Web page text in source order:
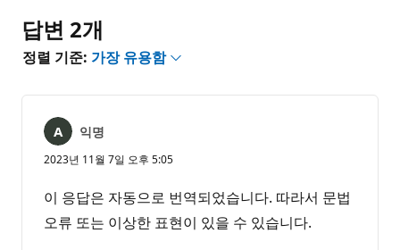
음
답변 2개
정렬 기준: 가장 유용함
익명
2023년 11월 7일 오후 5:05
이 응답은 자동으로 번역되었습니다. 따라서 문법
오류 또는 이상한 표현이 있을 수 있습니다.